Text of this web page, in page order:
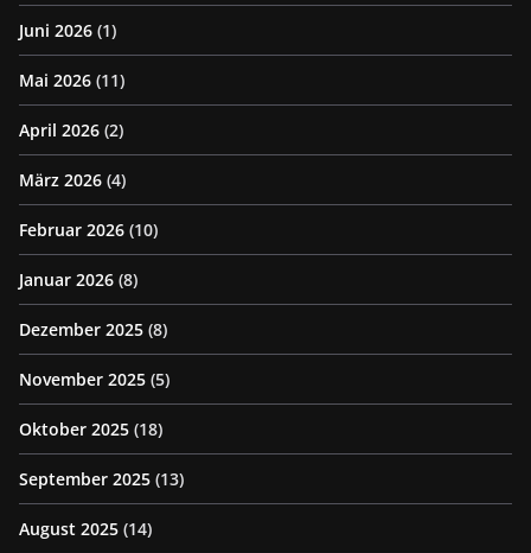
Juni 2026 (1)
Mai 2026 (11)
April 2026 (2)
März 2026 (4)
Februar 2026 (10)
Januar 2026 (8)
Dezember 2025 (8)
November 2025 (5)
Oktober 2025 (18)
September 2025 (13)
August 2025 (14)